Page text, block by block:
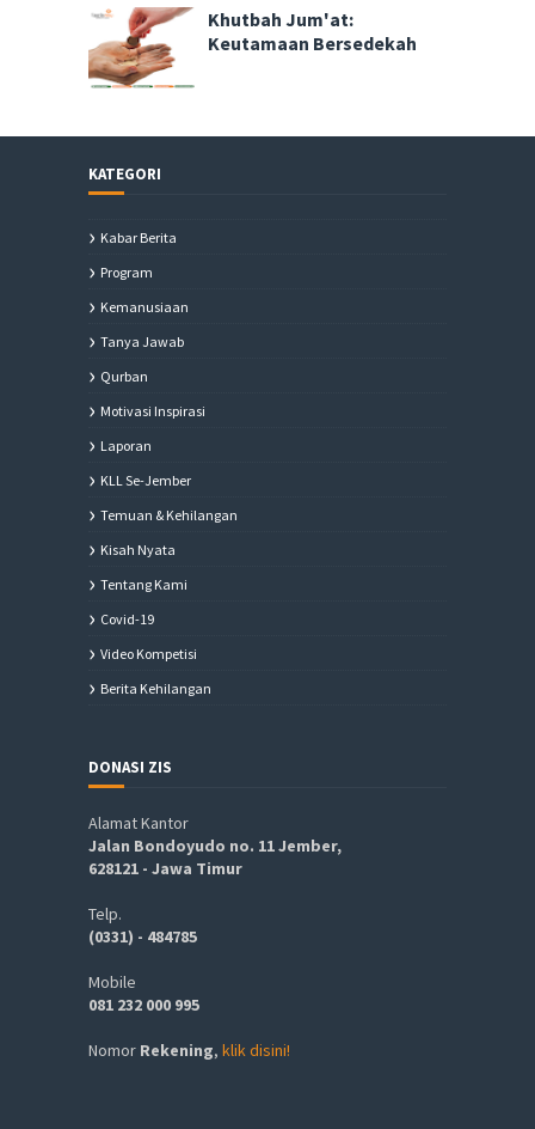
Khutbah Jum'at:
Keutamaan Bersedekah
KATEGORI
Kabar Berita
Program
Kemanusiaan
Tanya Jawab
Qurban
Motivasi Inspirasi
Laporan
KLL Se-Jember
Temuan & Kehilangan
Kisah Nyata
Tentang Kami
Covid-19
Video Kompetisi
Berita Kehilangan
DONASI ZIS
Alamat Kantor
Jalan Bondoyudo no. 11 Jember,
628121 - Jawa Timur
Telp.
(0331) - 484785
Mobile
081 232 000 995
Nomor Rekening, klik disini!